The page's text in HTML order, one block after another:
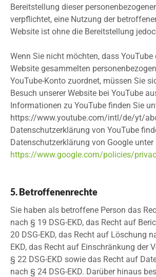
Bereitstellung dieser
verpflichtet, eine Nutzung der
Website ist ohne die Bereitstellung
Wenn Sie nicht möchten, dass YouTube
Website gesammelten
YouTube-Konto zuordnet, müssen Sie
Besuch unserer Website bei YouTube
Informationen zu YouTube finden Sie
https://www.youtube.com/intl/de/yt/
Datenschutzerklärung von YouTube
Datenschutzerklärung von Google unter
https://www.google.com/policies/
5. Betroffenenrechte
Sie haben als betroffene Person das
nach § 19 DSG-EKD, das Recht auf
20 DSG-EKD, das Recht auf Löschung
EKD, das Recht auf Einschränkung der
§ 22 DSG-EKD sowie das Recht auf
nach § 24 DSG-EKD. Darüber hinaus